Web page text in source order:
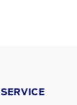
SERVICE